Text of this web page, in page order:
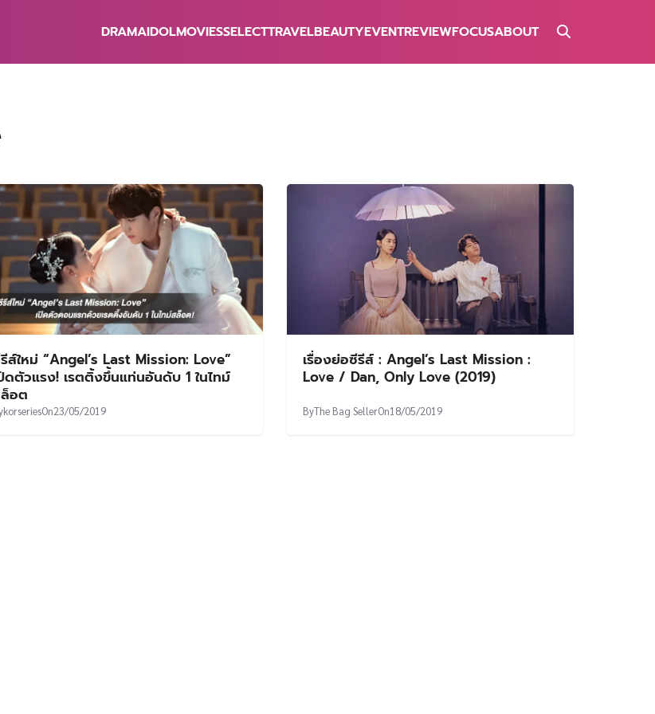
DRAMAIDOLMOVIESSELECTTRAVELBEAUTYEVENTREVIEWFOCUSABOUT
ส์ใหม่ “Angel’s Last Mission: Love”
ดตัวแรง! เรตติ้งขึ้นแท่นอันดับ 1 ในไทม์
อต
korseriesOn23/05/2019
เรื่องย่อซีรีส์ : Angel’s Last Mission :
Love / Dan, Only Love (2019)
ByThe Bag SellerOn18/05/2019